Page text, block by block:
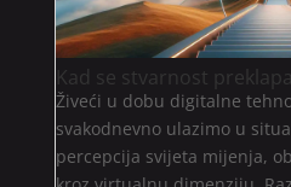
Kad se stvarnost
Živeći u dobu digitalne
svakodnevno ulazimo u
percepcija svijeta mijenja,